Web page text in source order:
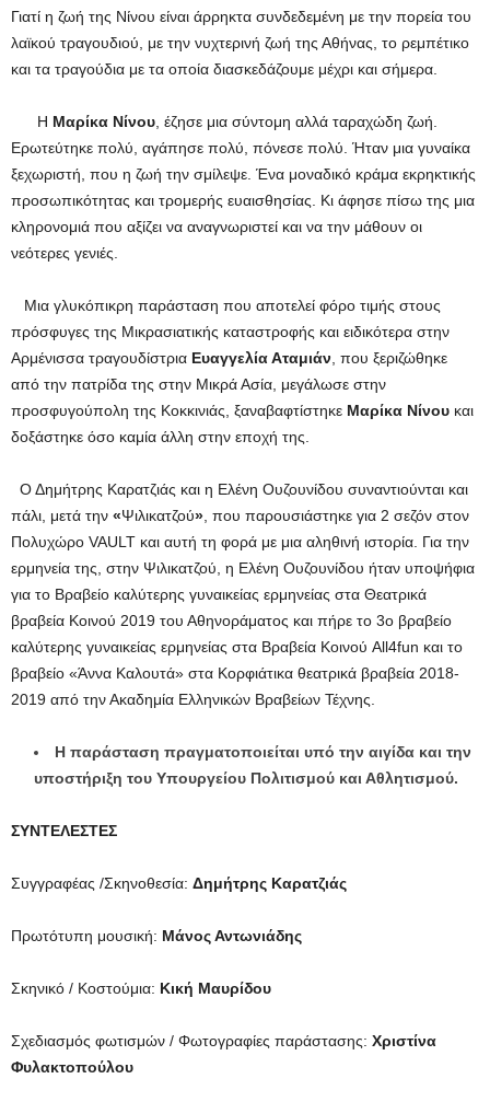
Γιατί η ζωή της Νίνου είναι άρρηκτα συνδεδεμένη με την πορεία του
λαϊκού τραγουδιού, με την νυχτερινή ζωή της Αθήνας, το ρεμπέτικο
και τα τραγούδια με τα οποία διασκεδάζουμε μέχρι και σήμερα.
Η Μαρίκα Νίνου , έζησε μια σύντομη αλλά ταραχώδη ζωή.
Ερωτεύτηκε πολύ, αγάπησε πολύ, πόνεσε πολύ. Ήταν μια γυναίκα
ξεχωριστή, που η ζωή την σμίλεψε. Ένα μοναδικό κράμα εκρηκτικής
προσωπικότητας και τρομερής ευαισθησίας. Κι άφησε πίσω της μια
κληρονομιά που αξίζει να αναγνωριστεί και να την μάθουν οι
νεότερες γενιές.
Μια γλυκόπικρη παράσταση που αποτελεί φόρο τιμής στους
πρόσφυγες της Μικρασιατικής καταστροφής και ειδικότερα στην
Αρμένισσα τραγουδίστρια Ευαγγελία Αταμιάν , που ξεριζώθηκε
από την πατρίδα της στην Μικρά Ασία, μεγάλωσε στην
προσφυγούπολη της Κοκκινιάς, ξαναβαφτίστηκε Μαρίκα Νίνου και
δοξάστηκε όσο καμία άλλη στην εποχή της.
Ο Δημήτρης Καρατζιάς και η Ελένη Ουζουνίδου συναντιούνται και
πάλι, μετά την «Ψιλικατζού» , που παρουσιάστηκε για 2 σεζόν στον
Πολυχώρο VAULT και αυτή τη φορά με μια αληθινή ιστορία. Για την
ερμηνεία της, στην Ψιλικατζού, η Ελένη Ουζουνίδου ήταν υποψήφια
για το Βραβείο καλύτερης γυναικείας ερμηνείας στα Θεατρικά
βραβεία Κοινού 2019 του Αθηνοράματος και πήρε το 3ο βραβείο
καλύτερης γυναικείας ερμηνείας στα Βραβεία Κοινού All4fun και το
βραβείο «Άννα Καλουτά» στα Κορφιάτικα θεατρικά βραβεία 2018-
2019 από την Ακαδημία Ελληνικών Βραβείων Τέχνης.
Η παράσταση πραγματοποιείται υπό την αιγίδα και την
υποστήριξη του Υπουργείου Πολιτισμού και Αθλητισμού.
ΣΥΝΤΕΛΕΣΤΕΣ
Συγγραφέας /Σκηνοθεσία: Δημήτρης Καρατζιάς
Πρωτότυπη μουσική: Μάνος Αντωνιάδης
Σκηνικό / Κοστούμια: Κική Μαυρίδου
Σχεδιασμός φωτισμών / Φωτογραφίες παράστασης: Χριστίνα
Φυλακτοπούλου